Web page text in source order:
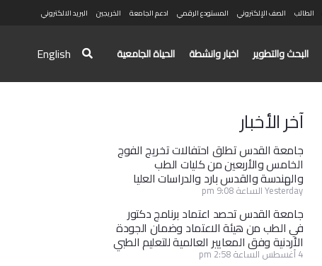
الطالب الصف الإلكتروني المستودع الرقمي ادعم الجامعة الخريجين البريد الالكتروني
البحث والتطوير اخبار وانشطة الحياة الجامعية English
آخر الأخبار
جامعة القدس تطلق احتفالات تخريج الفوج
الخامس والأربعين من كليات الطب
والهندسة والقدس بارد والدراسات العليا
Yesterday الساعة 9:08 pm
جامعة القدس تحصد اعتماد برنامج دكتور
في الطب من هيئة الاعتماد وضمان الجودة
الأردنية وفق المعايير العالمية للتعليم الطبي
4 أغسطس الساعة 2:58 pm